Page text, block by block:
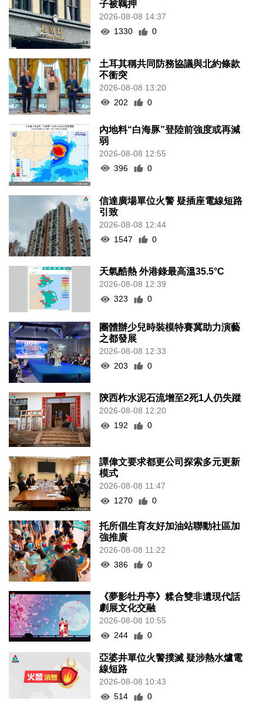
子被羈押
2026-08-08 14:37
1330
0
土耳其稱共同防務協議與北約條款
不衝突
2026-08-08 13:20
202
0
內地料“白海豚”登陸前強度或再減
弱
2026-08-08 12:55
396
0
信達廣場單位火警 疑插座電線短路
引致
2026-08-08 12:44
1547
0
天氣酷熱 外港錄最高溫35.5°C
2026-08-08 12:39
323
0
團體辦少兒時裝模特賽冀助力演藝
之都發展
2026-08-08 12:33
203
0
陝西柞水泥石流增至2死1人仍失蹤
2026-08-08 12:20
192
0
譚偉文要求都更公司探索多元更新
模式
2026-08-08 11:47
1270
0
托所倡生育友好加油站聯動社區加
強推廣
2026-08-08 11:22
386
0
《夢影牡丹亭》糅合雙非遺現代話
劇展文化交融
2026-08-08 10:55
244
0
亞婆井單位火警撲滅 疑涉熱水爐電
線短路
2026-08-08 10:43
514
0